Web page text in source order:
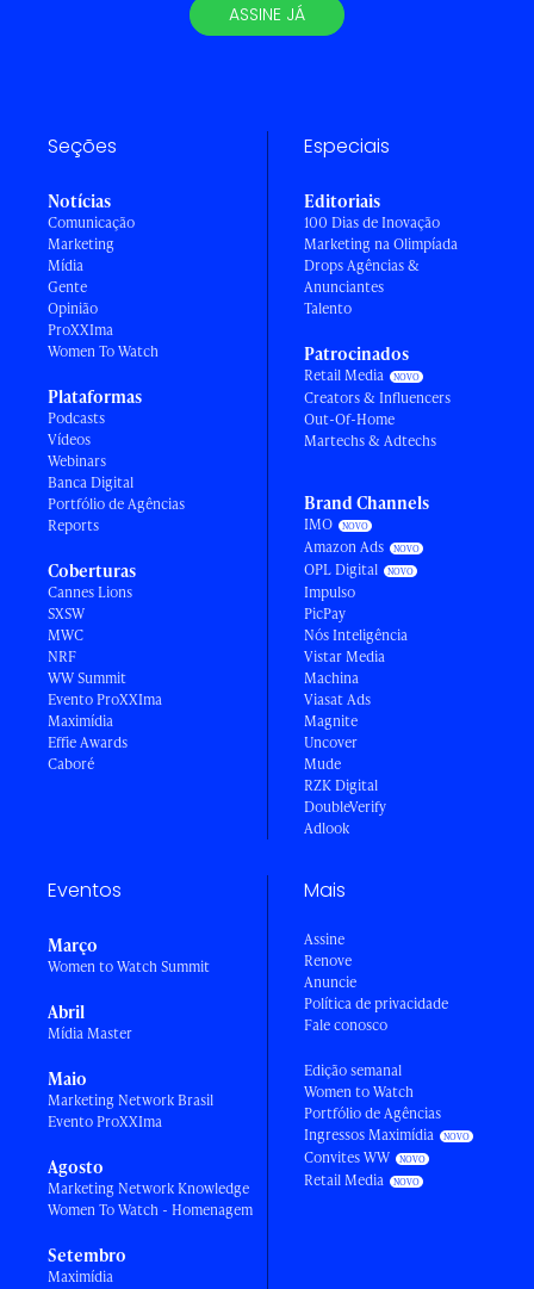
ASSINE JÁ
Seções
Notícias
Comunicação
Marketing
Mídia
Gente
Opinião
ProXXIma
Women To Watch
Plataformas
Podcasts
Vídeos
Webinars
Banca Digital
Portfólio de Agências
Reports
Coberturas
Cannes Lions
SXSW
MWC
NRF
WW Summit
Evento ProXXIma
Maximídia
Effie Awards
Caboré
Especiais
Editoriais
100 Dias de Inovação
Marketing na Olimpíada
Drops Agências &
Anunciantes
Talento
Patrocinados
Retail Media
Creators & Influencers
Out-Of-Home
Martechs & Adtechs
Brand Channels
IMO
Amazon Ads
OPL Digital
Impulso
PicPay
Nós Inteligência
Vistar Media
Machina
Viasat Ads
Magnite
Uncover
Mude
RZK Digital
DoubleVerify
Adlook
Eventos
Março
Women to Watch Summit
Abril
Mídia Master
Maio
Marketing Network Brasil
Evento ProXXIma
Agosto
Marketing Network Knowledge
Women To Watch - Homenagem
Setembro
Maximídia
Mais
Assine
Renove
Anuncie
Política de privacidade
Fale conosco
Edição semanal
Women to Watch
Portfólio de Agências
Ingressos Maximídia
Convites WW
Retail Media